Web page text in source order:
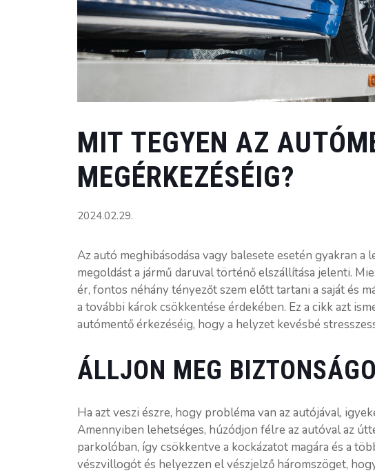
MIT TEGYEN AZ
MEGÉRKEZÉSÉIG?
2024.02.29.
Az autó meghibásodása vagy balesete esetén gyakran
megoldást a jármű daruval történő elszállítása jelenti.
ér, fontos néhány tényezőt szem előtt tartani a saját és
a további károk csökkentése érdekében. Ez a cikk azt
autómentő érkezéséig, hogy a helyzet kevésbé
ÁLLJON MEG
Ha azt veszi észre, hogy probléma van az autójával,
Amennyiben lehetséges, húzódjon félre az autóval az
parkolóban, így csökkentve a kockázatot magára és a
vészvillogót és helyezzen el vészjelző háromszöget,